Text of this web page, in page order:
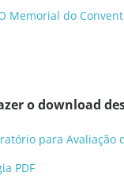
Memorial do
o download
para Avaliação
PDF